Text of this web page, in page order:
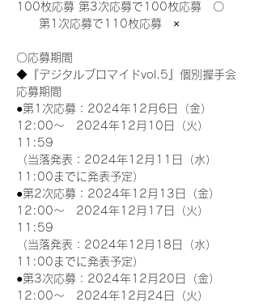
100枚応募 第3次応募で100枚応募　〇
第1次応募で110枚応募　×
〇応募期間
◆『デジタルブロマイドvol.5』個別握手会
応募期間
●第1次応募：2024年12月6日（金）
12:00～　2024年12月10日（火）
11:59
（当落発表：2024年12月11日（水）
11:00までに発表予定）
●第2次応募：2024年12月13日（金）
12:00～　2024年12月17日（火）
11:59
（当落発表：2024年12月18日（水）
11:00までに発表予定）
●第3次応募：2024年12月20日（金）
12:00～　2024年12月24日（火）